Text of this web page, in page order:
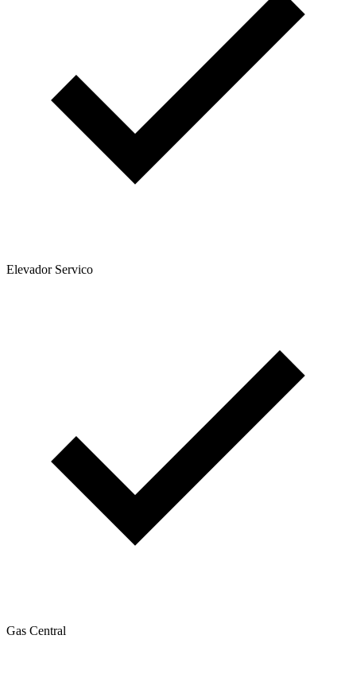
Elevador Servico
Gas Central